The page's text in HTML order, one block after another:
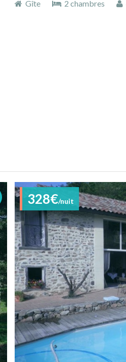
Gîte
2 chambres
328€/nuit